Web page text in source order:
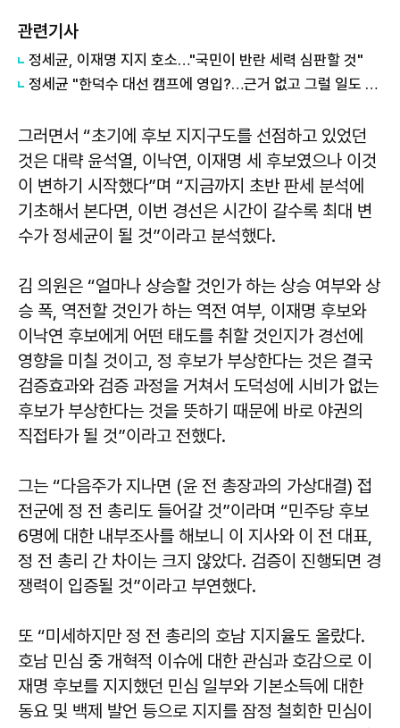
관련기사
정세균, 이재명 지지 호소…"국민이 반란 세력 심판할 것"
정세균 "한덕수 대선 캠프에 영입?…근거 없고 그럴 일도 없어"
그러면서 “초기에 후보 지지구도를 선점하고 있었던
것은 대략 윤석열, 이낙연, 이재명 세 후보였으나 이것
이 변하기 시작했다”며 “지금까지 초반 판세 분석에
기초해서 본다면, 이번 경선은 시간이 갈수록 최대 변
수가 정세균이 될 것”이라고 분석했다.
김 의원은 “얼마나 상승할 것인가 하는 상승 여부와 상
승 폭, 역전할 것인가 하는 역전 여부, 이재명 후보와
이낙연 후보에게 어떤 태도를 취할 것인지가 경선에
영향을 미칠 것이고, 정 후보가 부상한다는 것은 결국
검증효과와 검증 과정을 거쳐서 도덕성에 시비가 없는
후보가 부상한다는 것을 뜻하기 때문에 바로 야권의
직접타가 될 것”이라고 전했다.
그는 “다음주가 지나면 (윤 전 총장과의 가상대결) 접
전군에 정 전 총리도 들어갈 것”이라며 “민주당 후보
6명에 대한 내부조사를 해보니 이 지사와 이 전 대표,
정 전 총리 간 차이는 크지 않았다. 검증이 진행되면 경
쟁력이 입증될 것”이라고 부연했다.
또 “미세하지만 정 전 총리의 호남 지지율도 올랐다.
호남 민심 중 개혁적 이슈에 대한 관심과 호감으로 이
재명 후보를 지지했던 민심 일부와 기본소득에 대한
동요 및 백제 발언 등으로 지지를 잠정 철회한 민심이